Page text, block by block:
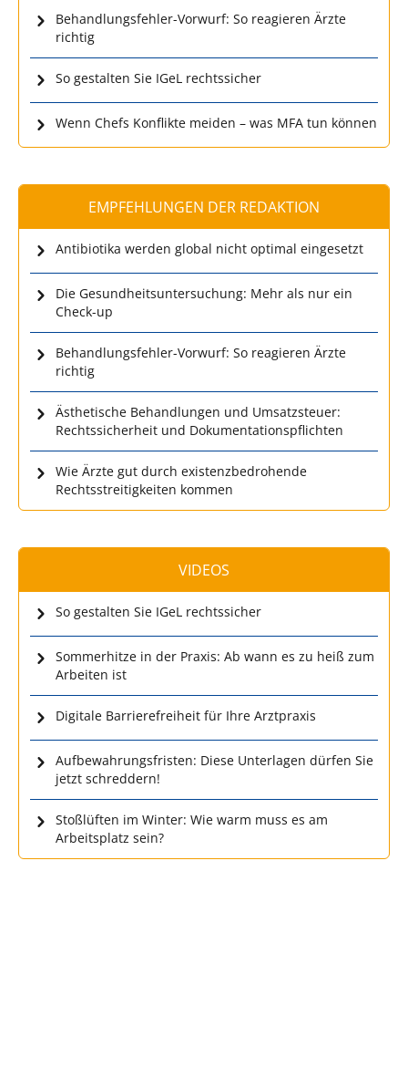
Behandlungsfehler-Vorwurf: So reagieren Ärzte
richtig
So gestalten Sie IGeL rechtssicher
Wenn Chefs Konflikte meiden – was MFA tun können
EMPFEHLUNGEN DER REDAKTION
Antibiotika werden global nicht optimal eingesetzt
Die Gesundheitsuntersuchung: Mehr als nur ein
Check-up
Behandlungsfehler-Vorwurf: So reagieren Ärzte
richtig
Ästhetische Behandlungen und Umsatzsteuer:
Rechtssicherheit und Dokumentationspflichten
Wie Ärzte gut durch existenzbedrohende
Rechtsstreitigkeiten kommen
VIDEOS
So gestalten Sie IGeL rechtssicher
Sommerhitze in der Praxis: Ab wann es zu heiß zum
Arbeiten ist
Digitale Barrierefreiheit für Ihre Arztpraxis
Aufbewahrungsfristen: Diese Unterlagen dürfen Sie
jetzt schreddern!
Stoßlüften im Winter: Wie warm muss es am
Arbeitsplatz sein?